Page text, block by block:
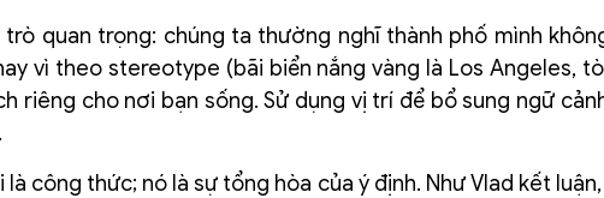
quan trọng: chúng ta thường nghĩ thành phố mình
vì theo stereotype (bãi biển nắng vàng là Los Angeles,
riêng cho nơi bạn sống. Sử dụng vị trí để bổ sung ngữ
là công thức; nó là sự tổng hòa của ý định. Như Vlad kết